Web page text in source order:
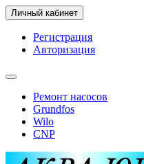
Личный кабинет
Регистрация
Авторизация
Ремонт насосов
Grundfos
Wilo
CNP